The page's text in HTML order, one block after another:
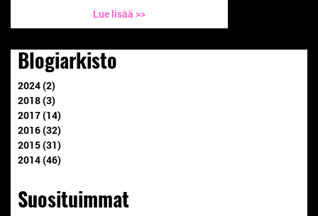
Lue lisää >>
Blogiarkisto
2024 (2)
2018 (3)
2017 (14)
2016 (32)
2015 (31)
2014 (46)
Suosituimmat